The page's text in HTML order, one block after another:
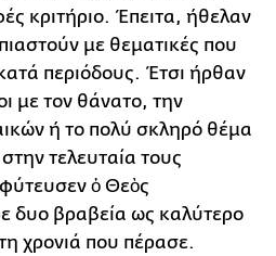
κριτήριο. Έπειτα, ήθελαν
με θεματικές που
περιόδους. Έτσι ήρθαν
με τον θάνατο, την
ή το πολύ σκληρό θέμα
τελευταία τους
ὁ Θεὸς
δυο βραβεία ως καλύτερο
χρονιά που πέρασε.